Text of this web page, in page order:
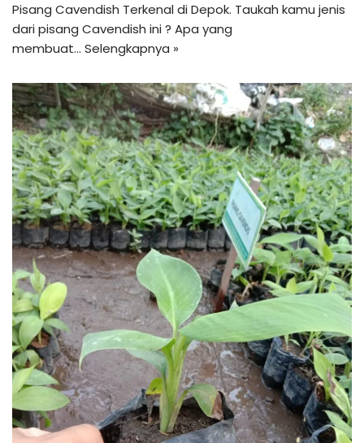
Pisang Cavendish Terkenal di Depok. Taukah kamu jenis
dari pisang Cavendish ini ? Apa yang
membuat… Selengkapnya »